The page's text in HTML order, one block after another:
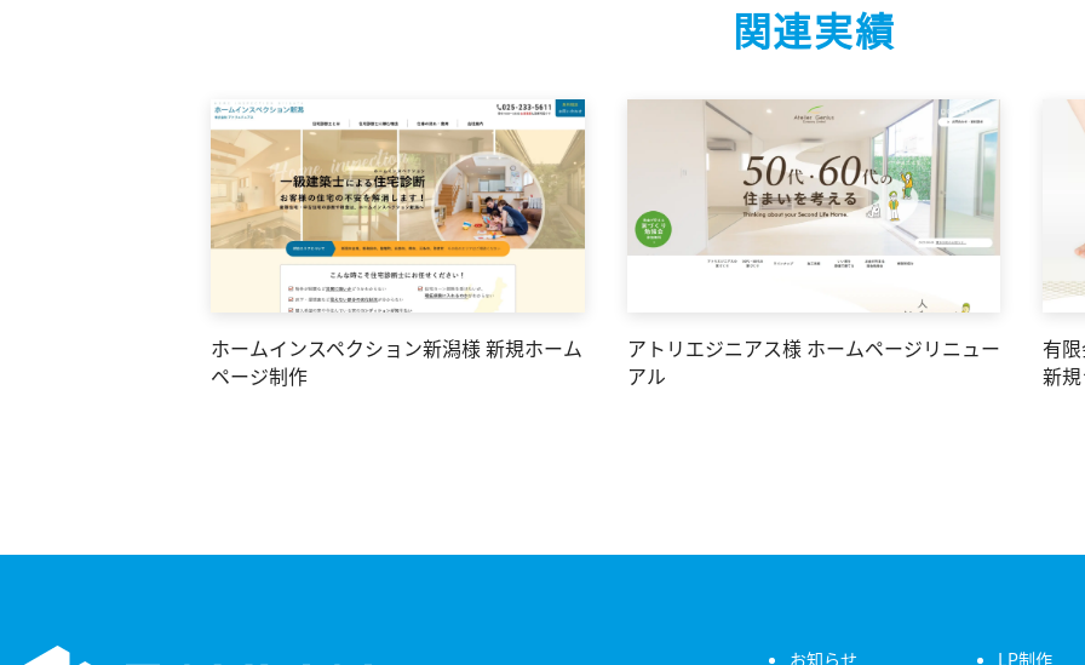
関連実績
ホームインスペクション新潟様 新規ホーム
ページ制作
アトリエジニアス様 ホームページリニュー
アル
有
新
お知らせ LP制作